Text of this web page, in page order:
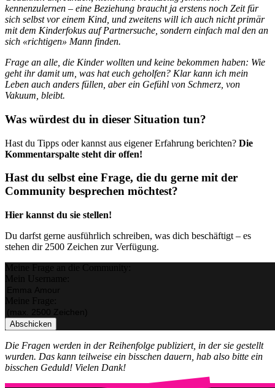
kennenzulernen – eine Beziehung braucht ja erstens noch Zeit für
sich selbst vor einem Kind, und zweitens will ich auch nicht primär
mit dem Kinderfokus auf Partnersuche, sondern einfach mal den an
sich «richtigen» Mann finden.
Frage an alle, die Kinder wollten und keine bekommen haben: Wie
geht ihr damit um, was hat euch geholfen? Klar kann ich mein
Leben auch anders füllen, aber ein Gefühl von Schmerz, von
Vakuum, bleibt.
Was würdest du in dieser Situation tun?
Hast du Tipps oder kannst aus eigener Erfahrung berichten? Die
Kommentarspalte steht dir offen!
Hast du selbst eine Frage, die du gerne mit der
Community besprechen möchtest?
Hier kannst du sie stellen!
Du darfst gerne ausführlich schreiben, was dich beschäftigt – es
stehen dir 2500 Zeichen zur Verfügung.
Meine Frage an die Community:
Mein Username:
Meine Frage:
Abschicken
Die Fragen werden in der Reihenfolge publiziert, in der sie gestellt
wurden. Das kann teilweise ein bisschen dauern, hab also bitte ein
bisschen Geduld! Vielen Dank!